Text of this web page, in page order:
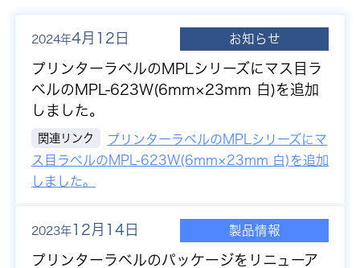
2024年4月12日 お知らせ
プリンターラベルのMPLシリーズにマス目ラ
ベルのMPL-623W(6mm×23mm 白)を追加
しました。
関連リンク
プリンターラベルのMPLシリーズにマ
ス目ラベルのMPL-623W(6mm×23mm 白)を追加
しました。
2023年12月14日 製品情報
プリンターラベルのパッケージをリニューア